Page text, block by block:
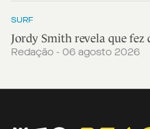
SURF
Jordy Smith revela que fez
Redação - 06 agosto 2026